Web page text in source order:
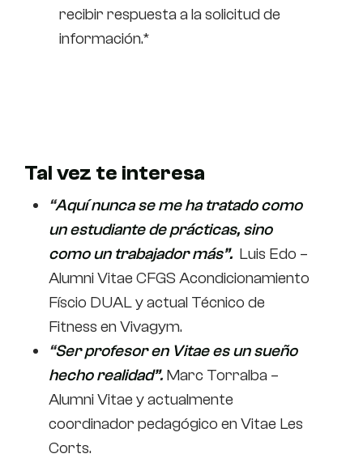
recibir respuesta a la solicitud de
información.*
Tal vez te interesa
“Aquí nunca se me ha tratado como
un estudiante de prácticas, sino
como un trabajador más”. Luis Edo –
Alumni Vitae CFGS Acondicionamiento
Físcio DUAL y actual Técnico de
Fitness en Vivagym.
“Ser profesor en Vitae es un sueño
hecho realidad”. Marc Torralba –
Alumni Vitae y actualmente
coordinador pedagógico en Vitae Les
Corts.